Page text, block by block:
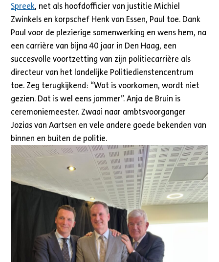
Spreek, net als hoofdofficier van justitie Michiel
Zwinkels en korpschef Henk van Essen, Paul toe. Dank
Paul voor de plezierige samenwerking en wens hem, na
een carrière van bijna 40 jaar in Den Haag, een
succesvolle voortzetting van zijn politiecarrière als
directeur van het landelijke Politiedienstencentrum
toe. Zeg terugkijkend: “Wat is voorkomen, wordt niet
gezien. Dat is wel eens jammer”. Anja de Bruin is
ceremoniemeester. Zwaai naar ambtsvoorganger
Jozias van Aartsen en vele andere goede bekenden van
binnen en buiten de politie.